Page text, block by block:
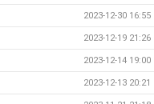
2023-12-30 16:55
2023-12-19 21:26
2023-12-14 19:00
2023-12-13 20:21